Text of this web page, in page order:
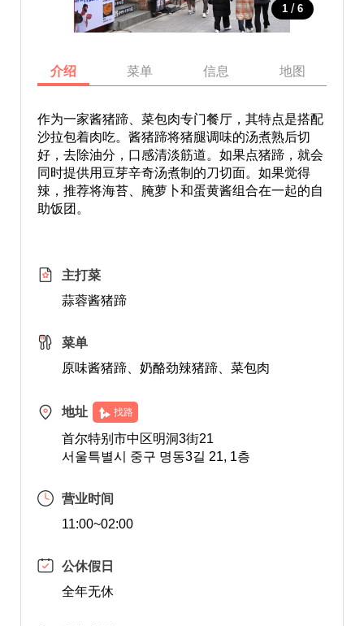
1 / 6
介绍 菜单 信息 地图
作为一家酱猪蹄、菜包肉专门餐厅，其特点是搭配
沙拉包着肉吃。酱猪蹄将猪腿调味的汤煮熟后切
好，去除油分，口感清淡筋道。如果点猪蹄，就会
同时提供用豆芽辛奇汤煮制的刀切面。如果觉得
辣，推荐将海苔、腌萝卜和蛋黄酱组合在一起的自
助饭团。
主打菜
蒜蓉酱猪蹄
菜单
原味酱猪蹄、奶酪劲辣猪蹄、菜包肉
地址 找路
首尔特别市中区明洞3街21
서울특별시 중구 명동3길 21, 1층
营业时间
11:00~02:00
公休假日
全年无休